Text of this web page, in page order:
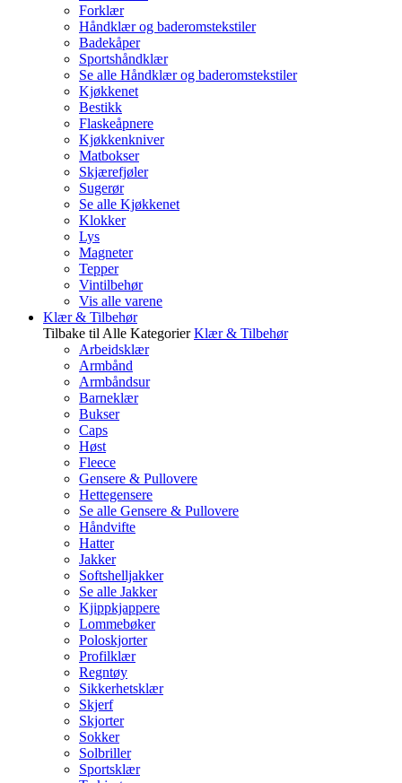
Forklær
Håndklær og baderomstekstiler
Badekåper
Sportshåndklær
Se alle Håndklær og baderomstekstiler
Kjøkkenet
Bestikk
Flaskeåpnere
Kjøkkenkniver
Matbokser
Skjærefjøler
Sugerør
Se alle Kjøkkenet
Klokker
Lys
Magneter
Tepper
Vintilbehør
Vis alle varene
Klær & Tilbehør
Tilbake til Alle Kategorier Klær & Tilbehør
Arbeidsklær
Armbånd
Armbåndsur
Barneklær
Bukser
Caps
Høst
Fleece
Gensere & Pullovere
Hettegensere
Se alle Gensere & Pullovere
Håndvifte
Hatter
Jakker
Softshelljakker
Se alle Jakker
Kjippkjappere
Lommebøker
Poloskjorter
Profilklær
Regntøy
Sikkerhetsklær
Skjerf
Skjorter
Sokker
Solbriller
Sportsklær